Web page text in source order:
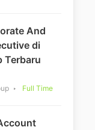
And
di
Terbaru
Full Time